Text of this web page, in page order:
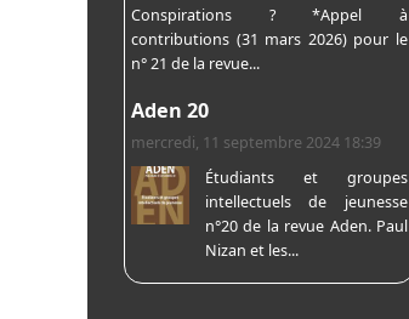
Conspirations ? *Appel à
contributions (31 mars 2026) pour le
n° 21 de la revue...
Aden 20
mercredi, 11 septembre 2024 18:39
Étudiants et groupes
intellectuels de jeunesse
n°20 de la revue Aden. Paul
Nizan et les...